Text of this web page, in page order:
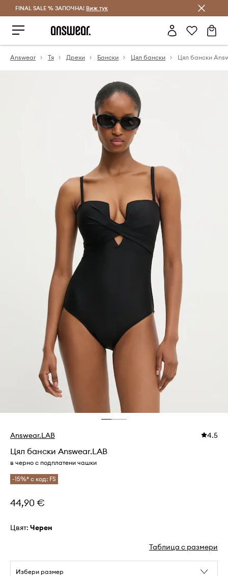
Спестявай с Answear Club
FINAL SALE % ЗАПОЧНА! Виж тук
Answear Тя Дрехи Бански Цял бански Цял бански
Answear.LAB 4.5
Цял бански Answear.LAB
в черно с подплатени чашки
-15%* с код: FS
44,90 €
Цвят: черен
Таблица с размери
Избери размер